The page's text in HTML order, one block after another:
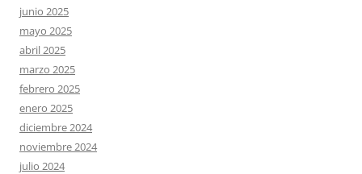
junio 2025
mayo 2025
abril 2025
marzo 2025
febrero 2025
enero 2025
diciembre 2024
noviembre 2024
julio 2024